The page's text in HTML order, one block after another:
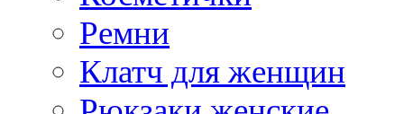
Ремни
Клатч для женщин